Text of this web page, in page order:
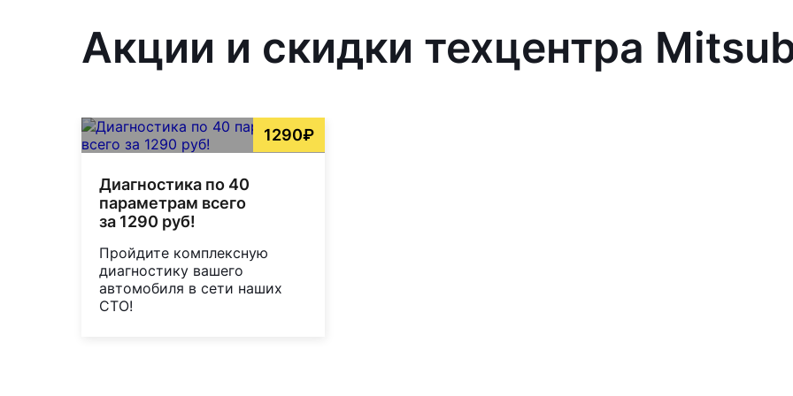
Акции и скидки техцентра
1290₽
Диагностика по 40
параметрам всего
за 1290 руб!
Пройдите комплексную
диагностику вашего
автомобиля в сети наших
СТО!